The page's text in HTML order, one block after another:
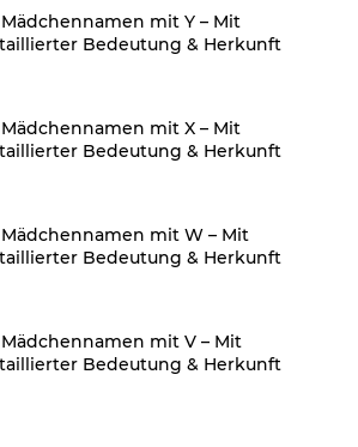
mit Y – Mit
Bedeutung & Herkunft
mit X – Mit
Bedeutung & Herkunft
mit W – Mit
Bedeutung & Herkunft
mit V – Mit
Bedeutung & Herkunft